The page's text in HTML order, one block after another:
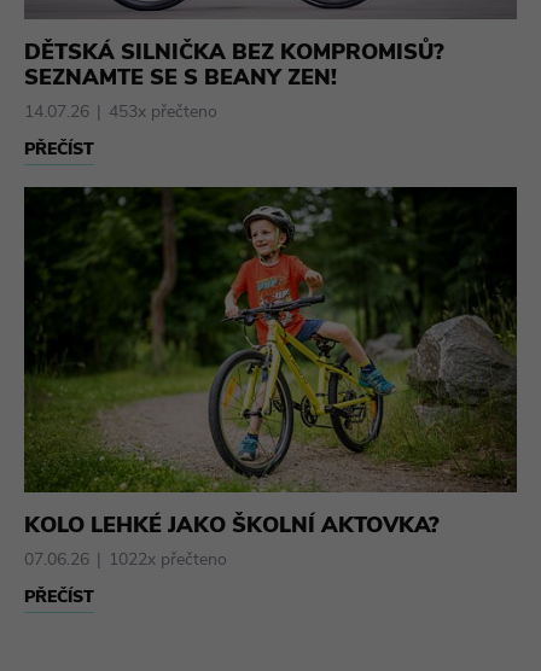
DĚTSKÁ SILNIČKA BEZ KOMPROMISŮ?
SEZNAMTE SE S BEANY ZEN!
14.07.26 453x přečteno
PŘEČÍST
KOLO LEHKÉ JAKO ŠKOLNÍ AKTOVKA?
07.06.26 1022x přečteno
PŘEČÍST